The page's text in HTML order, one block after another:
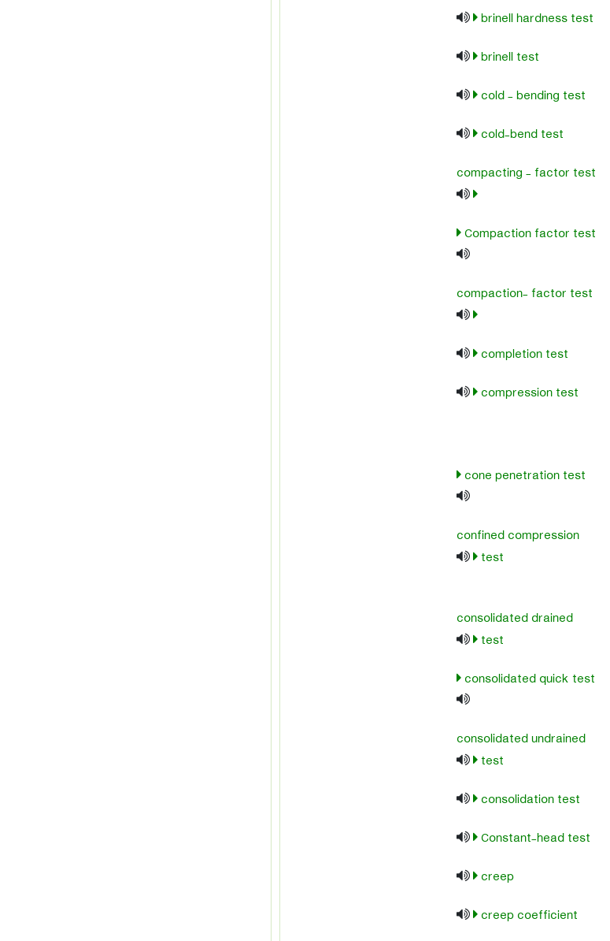
brinell hardness test
brinell test
cold - bending test
cold-bend test
compacting - factor test
Compaction factor test
compaction- factor test
completion test
compression test
cone penetration test
confined compression
test
consolidated drained
test
consolidated quick test
consolidated undrained
test
consolidation test
Constant-head test
creep
creep coefficient